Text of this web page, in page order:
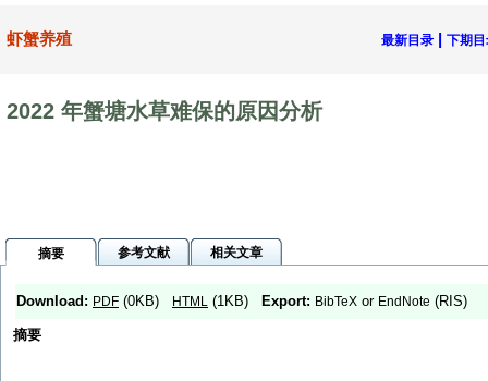
虾蟹养殖 最新目录 | 下期
2022 年蟹塘水草难保的原因分析
摘要 参考文献 相关文章
Download: PDF (0KB) HTML (1KB) Export: BibTeX or EndNote (RIS)
摘要